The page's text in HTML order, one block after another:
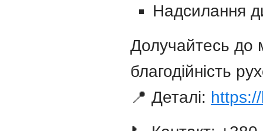
Надсилання
Долучайтесь до
благодійність
📍 Деталі: